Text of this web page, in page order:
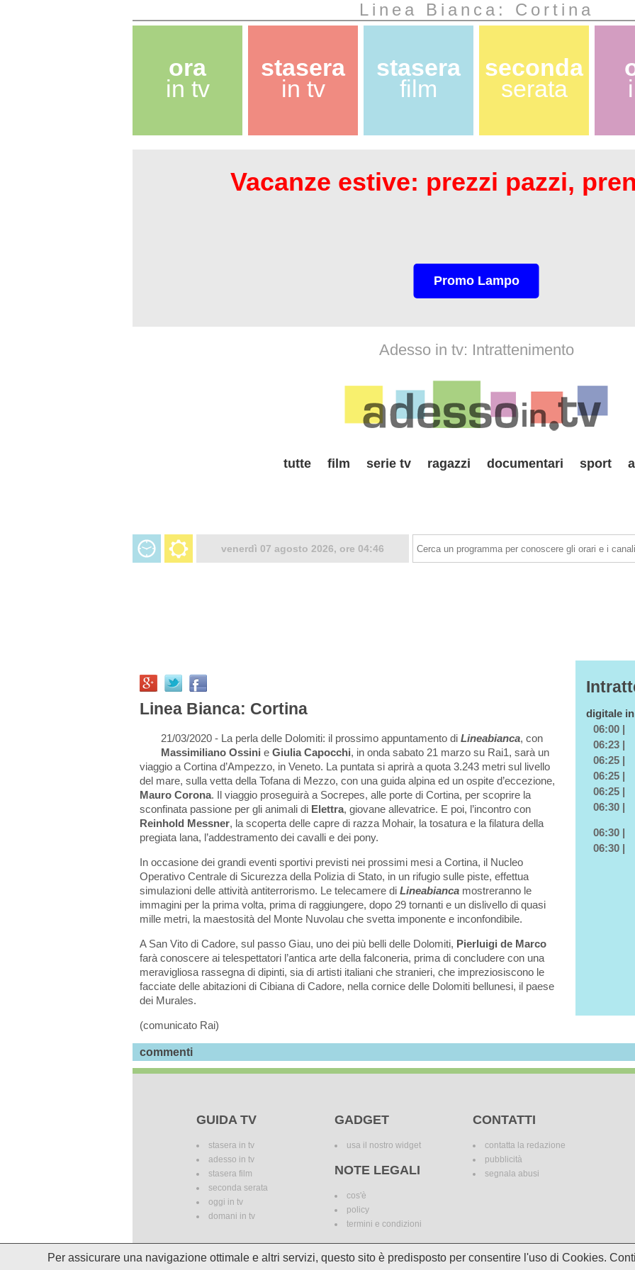
Linea Bianca: Cortina
ora
in tv
stasera
in tv
stasera
film
seconda
serata
Vacanze estive: prezzi pazzi,
Promo Lampo
Adesso in tv: Intrattenimento
tutte film serie tv ragazzi documentari sport
venerdì 07 agosto 2026, ore 04:46
Linea Bianca: Cortina
21/03/2020 - La perla delle Dolomiti: il prossimo appuntamento di Lineabianca, con
Massimiliano Ossini e Giulia Capocchi, in onda sabato 21 marzo su Rai1, sarà un
viaggio a Cortina d’Ampezzo, in Veneto. La puntata si aprirà a quota 3.243 metri sul livello
del mare, sulla vetta della Tofana di Mezzo, con una guida alpina ed un ospite d’eccezione,
Mauro Corona. Il viaggio proseguirà a Socrepes, alle porte di Cortina, per scoprire la
sconfinata passione per gli animali di Elettra, giovane allevatrice. E poi, l’incontro con
Reinhold Messner, la scoperta delle capre di razza Mohair, la tosatura e la filatura della
pregiata lana, l’addestramento dei cavalli e dei pony.
In occasione dei grandi eventi sportivi previsti nei prossimi mesi a Cortina, il Nucleo
Operativo Centrale di Sicurezza della Polizia di Stato, in un rifugio sulle piste, effettua
simulazioni delle attività antiterrorismo. Le telecamere di Lineabianca mostreranno le
immagini per la prima volta, prima di raggiungere, dopo 29 tornanti e un dislivello di quasi
mille metri, la maestosità del Monte Nuvolau che svetta imponente e inconfondibile.
A San Vito di Cadore, sul passo Giau, uno dei più belli delle Dolomiti, Pierluigi de Marco
farà conoscere ai telespettatori l’antica arte della falconeria, prima di concludere con una
meravigliosa rassegna di dipinti, sia di artisti italiani che stranieri, che impreziosiscono le
facciate delle abitazioni di Cibiana di Cadore, nella cornice delle Dolomiti bellunesi, il paese
dei Murales.
(comunicato Rai)
digitale
06:00 |
06:23 |
06:25 |
06:25 |
06:25 |
06:30 |
06:30 |
06:30 |
commenti
GUIDA TV
stasera in tv
adesso in tv
stasera film
seconda serata
oggi in tv
domani in tv
GADGET
usa il nostro widget
NOTE LEGALI
cos'è
policy
termini e condizioni
CONTATTI
contatta la redazione
pubblicità
segnala abusi
I palinsesti potrebbero subire delle variazioni. I marchi dei canali televisivi appartengono ai legittimi proprietari. Le
incomplete e/o errate.
Per assicurare una navigazione ottimale e altri servizi, questo sito è predisposto per consentire l'uso di Cookies.